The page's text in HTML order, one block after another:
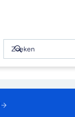
Zoeken